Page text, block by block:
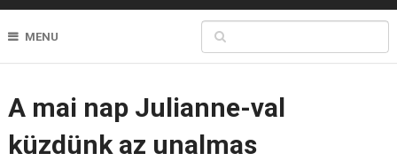
MENU
A mai nap Julianne-val
küzdünk az unalmas